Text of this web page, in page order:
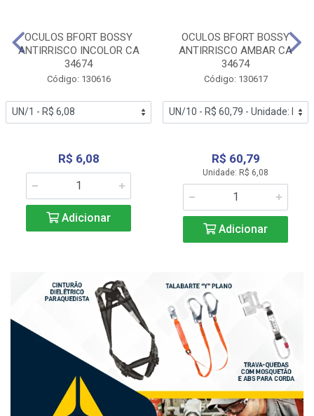
OCULOS BFORT BOSSY
ANTIRRISCO INCOLOR CA
34674
Código: 130616
R$ 6,08
Adicionar
OCULOS BFORT BOSSY
ANTIRRISCO AMBAR CA
34674
Código: 130617
R$ 60,79
Unidade: R$ 6,08
Adicionar